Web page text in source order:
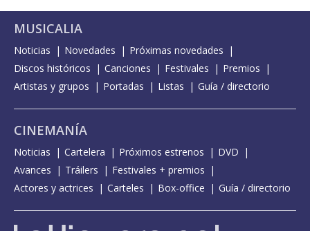
MUSICALIA
Noticias Novedades
Próximas novedades
Discos históricos
Canciones Festivales
Premios
Artistas y grupos
Portadas Listas Guía / directorio
CINEMANÍA
Noticias Cartelera Próximos estrenos
DVD
Avances
Tráilers
Festivales + premios
Actores y actrices
Carteles Box-office Guía / directorio